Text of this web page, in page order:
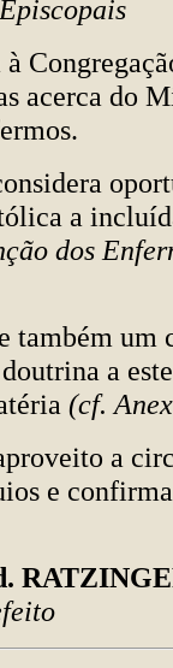
acerca do
a
dos
também um
a
(cf.
a
e